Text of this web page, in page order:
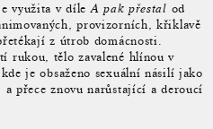
využita v díleA pak přestal od
provizorních, křiklavě
z útrob domácnosti.
rukou, tělo zavalené hlínou v
je obsaženo sexuální násilí jako
přece znovu narůstající a deroucí